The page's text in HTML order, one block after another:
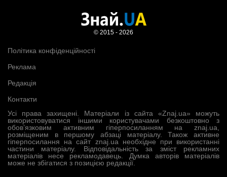
Усі права захищені. Матеріали із сайта «Znaj.ua» можуть
використовуватися іншими користувачами безкоштовно з
обов’язковим активним гіперпосиланням на znaj.ua,
розміщеним в першому абзаці матеріалу. Також активне
гіперпосилання на сайт znaj.ua необхідне при використанні
частини матеріалу. Відповідальність за зміст рекламних
матеріалів несе рекламодавець. Думка авторів матеріалів
може не збігатися з позицією редакції.
Політика конфіденційності
Реклама
Редакція
Контакти
© 2015 - 2026